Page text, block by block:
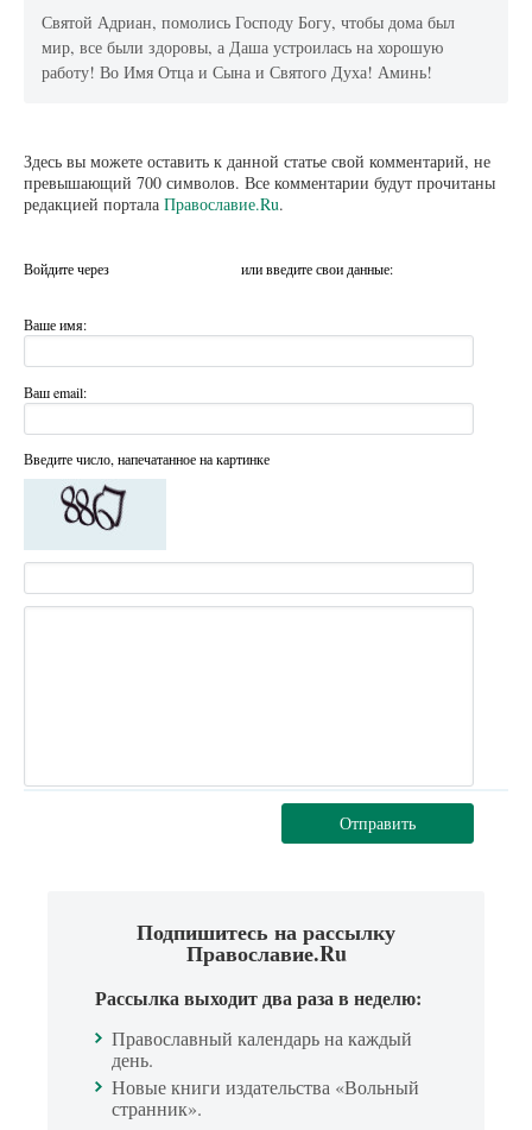
Святой Адриан, помолись Господу Богу, чтобы дома был
мир, все были здоровы, а Даша устроилась на хорошую
работу! Во Имя Отца и Сына и Святого Духа! Аминь!
Здесь вы можете оставить к данной статье свой комментарий, не
превышающий 700 символов. Все комментарии будут прочитаны
редакцией портала Православие.Ru.
Войдите через или введите свои данные:
Ваше имя:
Ваш email:
Введите число, напечатанное на картинке
Отправить
Подпишитесь на рассылку
Православие.Ru
Рассылка выходит два раза в неделю:
Православный календарь на каждый
день.
Новые книги издательства «Вольный
странник».